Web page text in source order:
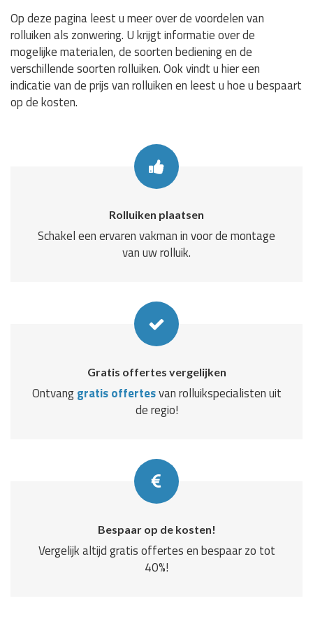
Op deze pagina leest u meer over de voordelen van
rolluiken als zonwering. U krijgt informatie over de
mogelijke materialen, de soorten bediening en de
verschillende soorten rolluiken. Ook vindt u hier een
indicatie van de prijs van rolluiken en leest u hoe u bespaart
op de kosten.
Rolluiken plaatsen
Schakel een ervaren vakman in voor de montage
van uw rolluik.
Gratis offertes vergelijken
Ontvanggratis offertesvan rolluikspecialisten uit
de regio!
Bespaar op de kosten!
Vergelijk altijd gratis offertes en bespaar zo tot
40%!